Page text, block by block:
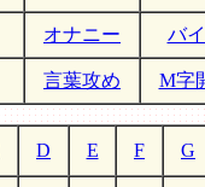
オナニー バ
言葉攻め M字
D E F G